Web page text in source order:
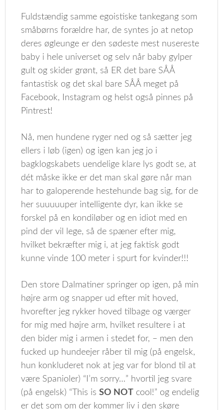
Fuldstændig samme egoistiske tankegang som
småbørns forældre har, de syntes jo at netop
deres øgleunge er den sødeste mest nusereste
baby i hele universet og selv når baby gylper
gult og skider grønt, så ER det bare SÅÅ
fantastisk og det skal bare SÅÅ meget på
Facebook, Instagram og helst også pinnes på
Pintrest!
Nå, men hundene ryger ned og så sætter jeg
ellers i løb (igen) og igen kan jeg jo i
bagklogskabets uendelige klare lys godt se, at
dét måske ikke er det man skal gøre når man
har to galoperende hestehunde bag sig, for de
her suuuuuper intelligente dyr, kan ikke se
forskel på en kondiløber og en idiot med en
pind der vil lege, så de spæner efter mig,
hvilket bekræfter mig i, at jeg faktisk godt
kunne vinde 100 meter i spurt for kvinder!!!
Den store Dalmatiner springer op igen, på min
højre arm og snapper ud efter mit hoved,
hvorefter jeg rykker hoved tilbage og værger
for mig med højre arm, hvilket resultere i at
den bider mig i armen i stedet for, – men den
fucked up hundeejer råber til mig (på engelsk,
hun konkluderet nok at jeg var for blond til at
være Spanioler) “I’m sorry…” hvortil jeg svare
(på engelsk) “This isSO NOT cool!” og endelig
er det som om der kommer liv i den skøre